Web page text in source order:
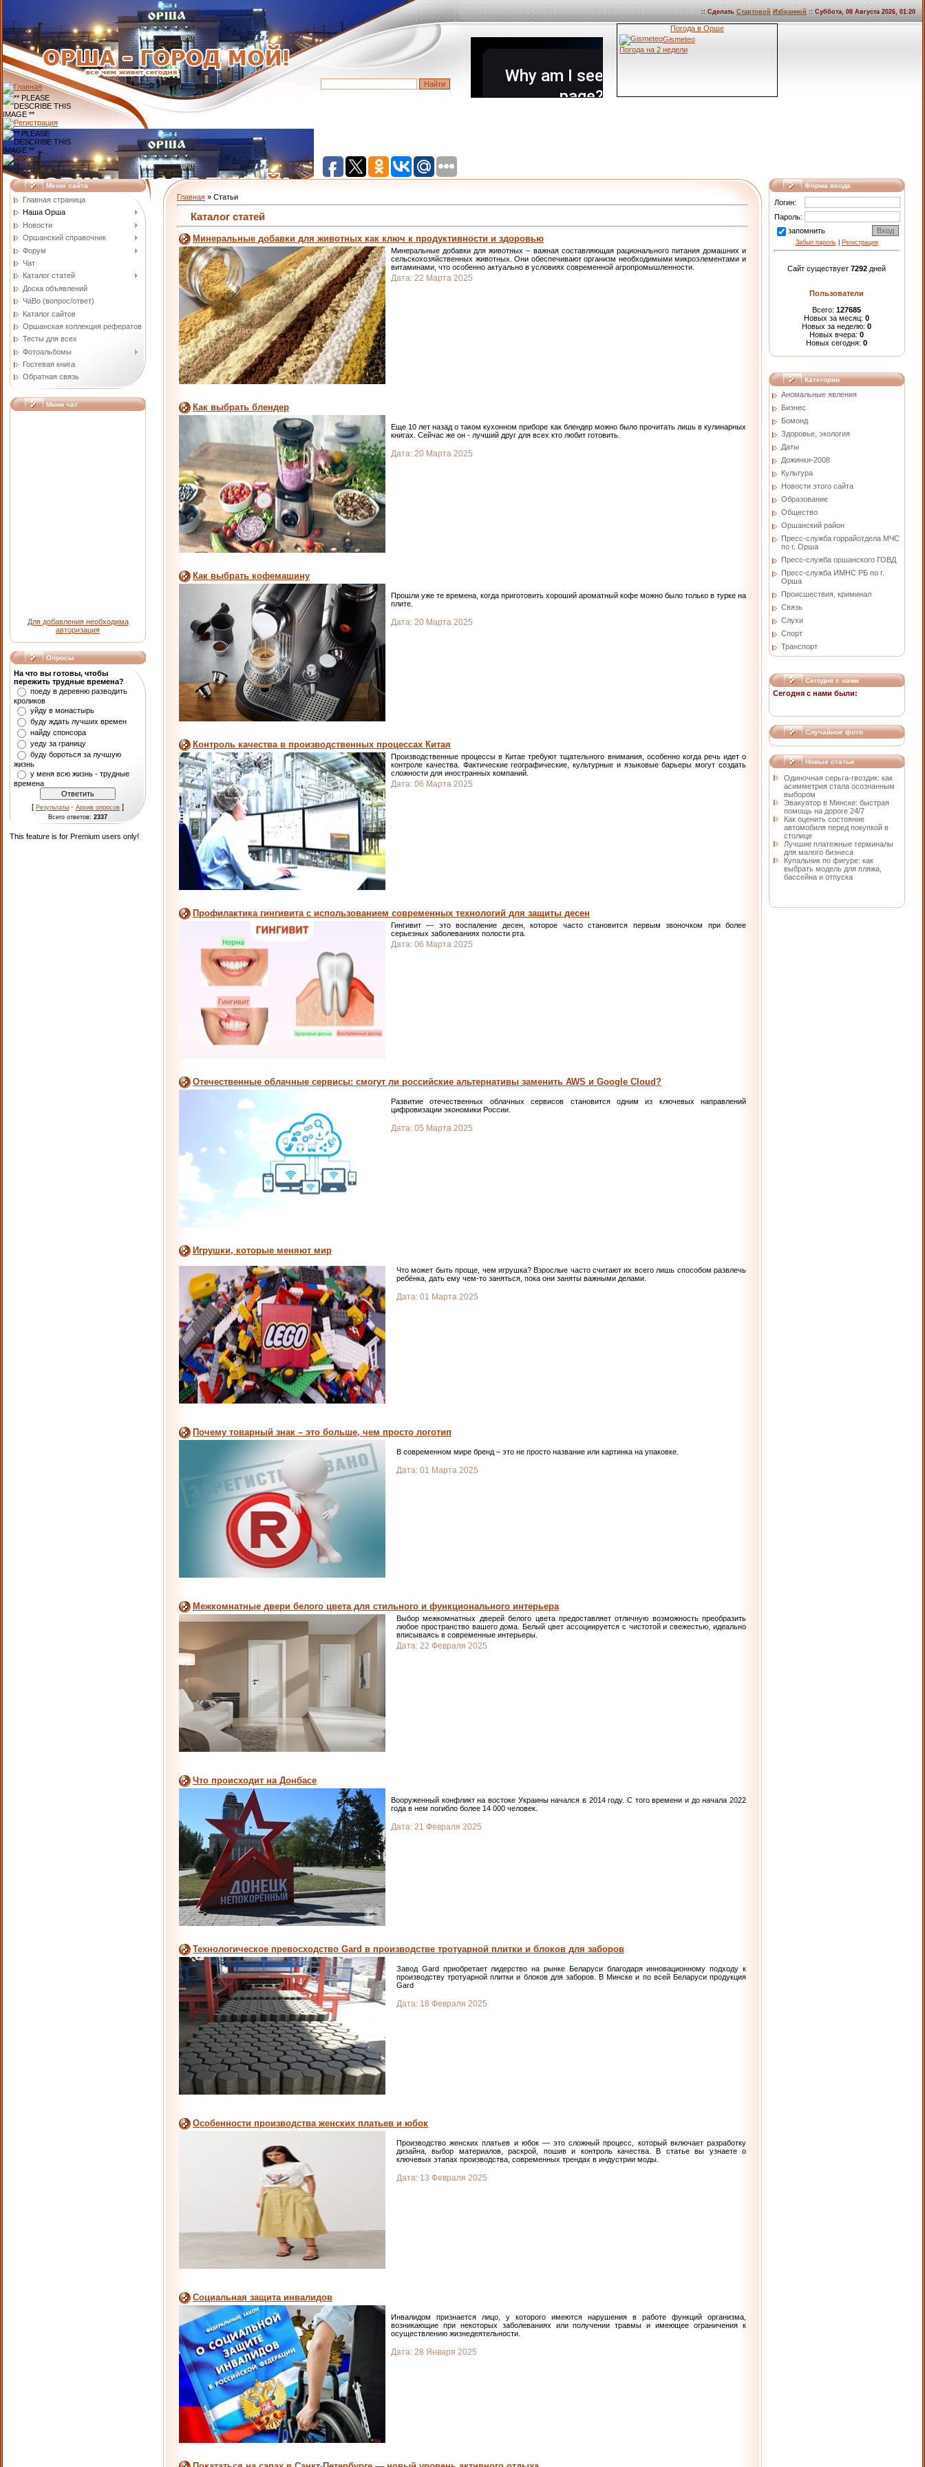
:: Сделать Стартовой Избранной :: Суббота, 08 Августа 2026, 01:20
Погода в Орше
Gismeteo
Погода на 2 недели
Меню сайта
Главная страница
Наша Орша
Новости
Оршанский справочник
Форум
Чат
Каталог статей
Доска объявлений
ЧаВо (вопрос/ответ)
Каталог сайтов
Оршанская коллекция рефератов
Тесты для всех
Фотоальбомы
Гостевая книга
Обратная связь
Мини чат
Для добавления необходима
авторизация
Опросы
На что вы готовы, чтобы
пережить трудные времена?
поеду в деревню разводить
кроликов
уйду в монастырь
буду ждать лучших времен
найду спонсора
уеду за границу
буду бороться за лучшую
жизнь
у меня всю жизнь - трудные
времена
[ Результаты · Архив опросов ]
Всего ответов: 2337
This feature is for Premium users only!
Главная » Статьи
Каталог статей
Минеральные добавки для животных как ключ к продуктивности и здоровью
Минеральные добавки для животных – важная составляющая рационального питания домашних и
сельскохозяйственных животных. Они обеспечивают организм необходимыми микроэлементами и
витаминами, что особенно актуально в условиях современной агропромышленности.
Дата: 22 Марта 2025
Как выбрать блендер
Еще 10 лет назад о таком кухонном приборе как блендер можно было прочитать лишь в кулинарных
книгах. Сейчас же он - лучший друг для всех кто любит готовить.
Дата: 20 Марта 2025
Как выбрать кофемашину
Прошли уже те времена, когда приготовить хороший ароматный кофе можно было только в турке на
плите.
Дата: 20 Марта 2025
Контроль качества в производственных процессах Китая
Производственные процессы в Китае требуют тщательного внимания, особенно когда речь идет о
контроле качества. Фактические географические, культурные и языковые барьеры могут создать
сложности для иностранных компаний.
Дата: 06 Марта 2025
Профилактика гингивита с использованием современных технологий для защиты десен
Гингивит — это воспаление десен, которое часто становится первым звоночком при более
серьезных заболеваниях полости рта.
Дата: 06 Марта 2025
Отечественные облачные сервисы: смогут ли российские альтернативы заменить AWS и Google Cloud?
Развитие отечественных облачных сервисов становится одним из ключевых направлений
цифровизации экономики России.
Дата: 05 Марта 2025
Игрушки, которые меняют мир
Что может быть проще, чем игрушка? Взрослые часто считают их всего лишь способом развлечь
ребёнка, дать ему чем-то заняться, пока они заняты важными делами.
Дата: 01 Марта 2025
Почему товарный знак – это больше, чем просто логотип
В современном мире бренд – это не просто название или картинка на упаковке.
Дата: 01 Марта 2025
Межкомнатные двери белого цвета для стильного и функционального интерьера
Выбор межкомнатных дверей белого цвета предоставляет отличную возможность преобразить
любое пространство вашего дома. Белый цвет ассоциируется с чистотой и свежестью, идеально
вписываясь в современные интерьеры.
Дата: 22 Февраля 2025
Что происходит на Донбасе
Вооруженный конфликт на востоке Украины начался в 2014 году. С того времени и до начала 2022
года в нем погибло более 14 000 человек.
Дата: 21 Февраля 2025
Технологическое превосходство Gard в производстве тротуарной плитки и блоков для заборов
Завод Gard приобретает лидерство на рынке Беларуси благодаря инновационному подходу к
производству тротуарной плитки и блоков для заборов. В Минске и по всей Беларуси продукция
Gard
Дата: 18 Февраля 2025
Особенности производства женских платьев и юбок
Производство женских платьев и юбок — это сложный процесс, который включает разработку
дизайна, выбор материалов, раскрой, пошив и контроль качества. В статье вы узнаете о
ключевых этапах производства, современных трендах в индустрии моды.
Дата: 13 Февраля 2025
Социальная защита инвалидов
Инвалидом признается лицо, у которого имеются нарушения в работе функций организма,
возникающие при некоторых заболеваниях или получении травмы и имеющее ограничения к
осуществлению жизнедеятельности.
Дата: 28 Января 2025
Форма входа
Логин:
Пароль:
запомнить
Забыл пароль| Регистрация
Сайт существует 7292 дней
Пользователи
Всего: 127685
Новых за месяц: 0
Новых за неделю: 0
Новых вчера: 0
Новых сегодня: 0
Категории
Аномальные явления
Бизнес
Бомонд
Здоровье, экология
Даты
Дожинки-2008
Культура
Новости этого сайта
Образование
Общество
Оршанский район
Пресс-служба горрайотдела МЧС
по г. Орша
Пресс-служба оршанского ГОВД
Пресс-служба ИМНС РБ по г.
Орша
Проиcшествия, криминал
Связь
Слухи
Спорт
Транспорт
Сегодня с нами
Сегодня с нами были:
Случайное фото
Новые статьи
Одиночная серьга-гвоздик: как
асимметрия стала осознанным
выбором
Эвакуатор в Минске: быстрая
помощь на дороге 24/7
Как оценить состояние
автомобиля перед покупкой в
столице
Лучшие платежные терминалы
для малого бизнеса
Купальник по фигуре: как
выбрать модель для пляжа,
бассейна и отпуска